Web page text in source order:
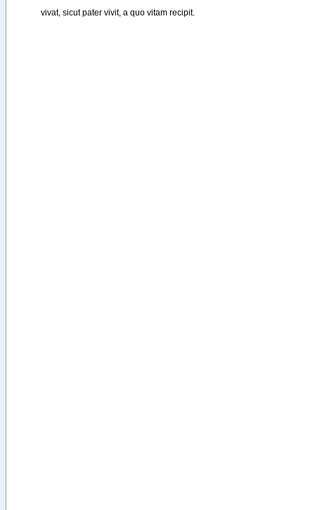
vivat, sicut pater vivit, a quo vitam recipit.